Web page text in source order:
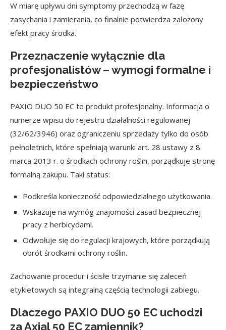
W miarę upływu dni symptomy przechodzą w fazę
zasychania i zamierania, co finalnie potwierdza założony
efekt pracy środka.
Przeznaczenie wyłącznie dla
profesjonalistów – wymogi formalne i
bezpieczeństwo
PAXIO DUO 50 EC to produkt profesjonalny. Informacja o
numerze wpisu do rejestru działalności regulowanej
(32/62/3946) oraz ograniczeniu sprzedaży tylko do osób
pełnoletnich, które spełniają warunki art. 28 ustawy z 8
marca 2013 r. o środkach ochrony roślin, porządkuje stronę
formalną zakupu. Taki status:
Podkreśla konieczność odpowiedzialnego użytkowania.
Wskazuje na wymóg znajomości zasad bezpiecznej
pracy z herbicydami.
Odwołuje się do regulacji krajowych, które porządkują
obrót środkami ochrony roślin.
Zachowanie procedur i ścisłe trzymanie się zaleceń
etykietowych są integralną częścią technologii zabiegu.
Dlaczego PAXIO DUO 50 EC uchodzi
za Axial 50 EC zamiennik?